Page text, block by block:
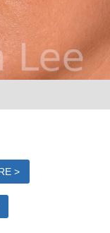
>